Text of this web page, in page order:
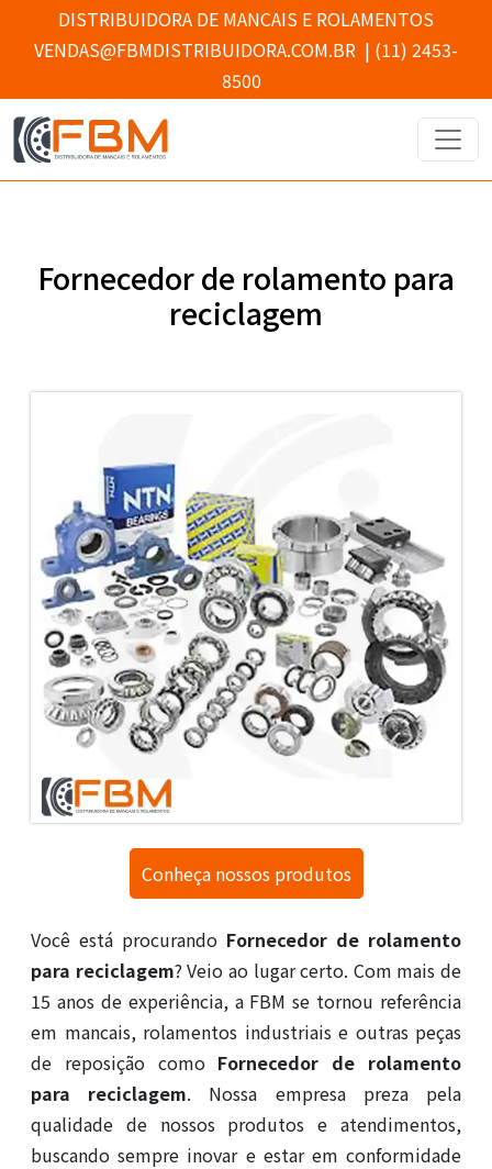
DISTRIBUIDORA DE MANCAIS E ROLAMENTOS
VENDAS@FBMDISTRIBUIDORA.COM.BR | (11) 2453-
8500
Fornecedor de rolamento para
reciclagem
Você está procurando Fornecedor de rolamento
para reciclagem? Veio ao lugar certo. Com mais de
15 anos de experiência, a FBM se tornou referência
em mancais, rolamentos industriais e outras peças
de reposição como Fornecedor de rolamento
para reciclagem. Nossa empresa preza pela
qualidade de nossos produtos e atendimentos,
buscando sempre inovar e estar em conformidade
Conheça nossos produtos